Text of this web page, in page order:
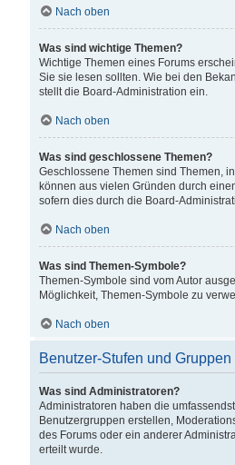
Nach oben
Was sind wichtige Themen?
Wichtige Themen eines Forums
Sie sie lesen sollten. Wie bei den
stellt die Board-Administration ein.
Nach oben
Was sind geschlossene Themen?
Geschlossene Themen sind Themen,
können aus vielen Gründen durch
sofern dies durch die Board-
Nach oben
Was sind Themen-Symbole?
Themen-Symbole sind vom Autor
Möglichkeit, Themen-Symbole zu
Nach oben
Benutzer-Stufen und Gruppen
Was sind Administratoren?
Administratoren haben die
Benutzergruppen erstellen,
des Forums oder ein anderer
erteilt wurde.